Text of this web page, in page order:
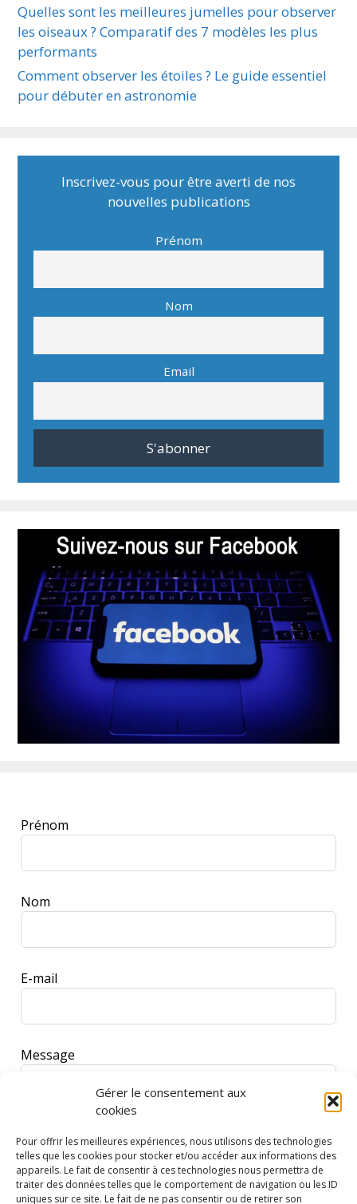
Gérer le consentement aux
cookies
Pour offrir les meilleures expériences, nous utilisons des technologies
telles que les cookies pour stocker et/ou accéder aux informations des
appareils. Le fait de consentir à ces technologies nous permettra de
traiter des données telles que le comportement de navigation ou les ID
uniques sur ce site. Le fait de ne pas consentir ou de retirer son
Quelles sont les meilleures jumelles pour observer
les oiseaux ? Comparatif des 7 modèles les plus
performants
Comment observer les étoiles ? Le guide essentiel
pour débuter en astronomie
Inscrivez-vous pour être averti de nos
nouvelles publications
Prénom
Nom
Email
Leave
this
Prénom
Nom
E-mail
Message